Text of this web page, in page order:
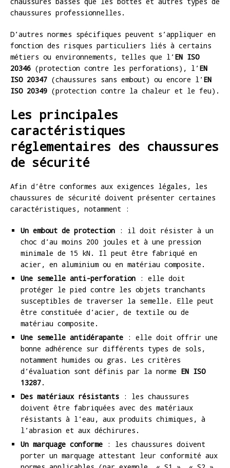
chaussures professionnelles.
D’autres normes spécifiques peuvent s’appliquer en
fonction des risques particuliers liés à certains
métiers ou environnements, telles que l’EN ISO
20346 (protection contre les perforations), l’EN
ISO 20347 (chaussures sans embout) ou encore l’EN
ISO 20349 (protection contre la chaleur et le feu).
Les principales
caractéristiques
réglementaires des chaussures
de sécurité
Afin d’être conformes aux exigences légales, les
chaussures de sécurité doivent présenter certaines
caractéristiques, notamment :
Un embout de protection : il doit résister à un
choc d’au moins 200 joules et à une pression
minimale de 15 kN. Il peut être fabriqué en
acier, en aluminium ou en matériau composite.
Une semelle anti-perforation : elle doit
protéger le pied contre les objets tranchants
susceptibles de traverser la semelle. Elle peut
être constituée d’acier, de textile ou de
matériau composite.
Une semelle antidérapante : elle doit offrir une
bonne adhérence sur différents types de sols,
notamment humides ou gras. Les critères
d’évaluation sont définis par la norme EN ISO
13287.
Des matériaux résistants : les chaussures
doivent être fabriquées avec des matériaux
résistants à l’eau, aux produits chimiques, à
l’abrasion et aux déchirures.
Un marquage conforme : les chaussures doivent
porter un marquage attestant leur conformité aux